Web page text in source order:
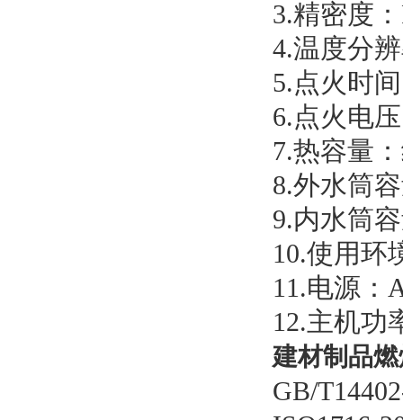
3.精密度
4.温度分
5.点火时
6.点火电
7.热容量
8.外水筒
9.内水筒
10.使用环
11.电源：
12.主机功
建材制品
GB/